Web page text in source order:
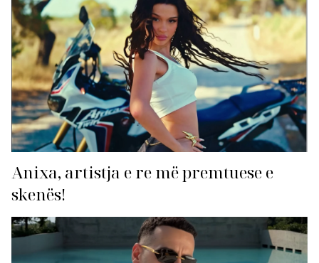
Anixa, artistja e re më premtuese e
skenës!